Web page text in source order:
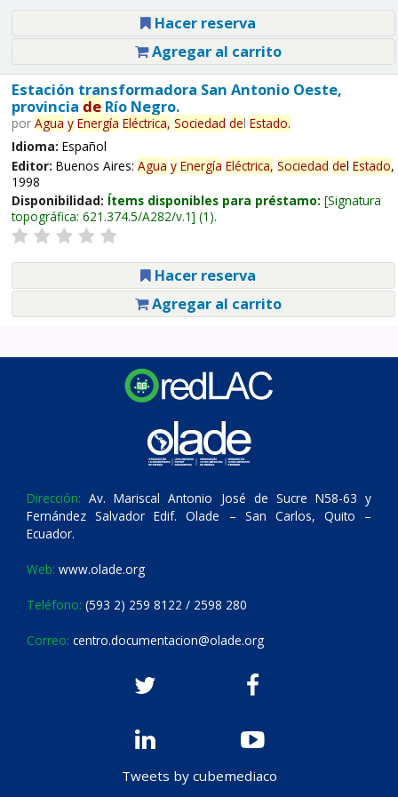
Hacer reserva
Agregar al carrito
Estación transformadora San Antonio Oeste,
provincia deRío Negro.
por Agua y Energía Eléctrica, Sociedad del Estado.
Idioma: Español
Editor: Buenos Aires: Agua y Energía Eléctrica, Sociedad del Estado,
1998
Disponibilidad: Ítems disponibles para préstamo: Signatura
topográfica: 621.374.5/A282/v.1 (1).
Hacer reserva
Agregar al carrito
Dirección: Av. Mariscal Antonio José de Sucre N58-63 y
Fernández Salvador Edif. Olade – San Carlos, Quito –
Ecuador.
Web: www.olade.org
Teléfono: (593 2) 259 8122 / 2598 280
Correo: centro.documentacion@olade.org
Tweets by cubemediaco